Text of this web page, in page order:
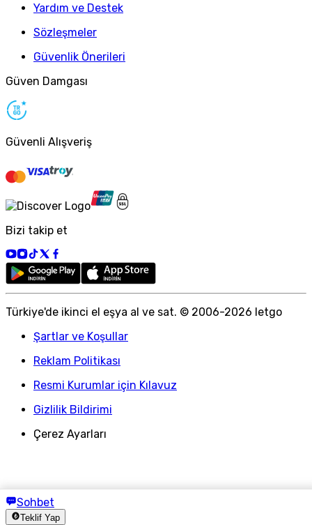
Sohbet
Teklif Yap
Yardım ve Destek
Sözleşmeler
Güvenlik Önerileri
Güven Damgası
Güvenli Alışveriş
Bizi takip et
Türkiye'de ikinci el eşya al ve sat. © 2006-2026 letgo
Şartlar ve Koşullar
Reklam Politikası
Resmi Kurumlar için Kılavuz
Gizlilik Bildirimi
Çerez Ayarları